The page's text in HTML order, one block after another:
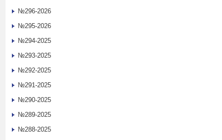
№296-2026
№295-2026
№294-2025
№293-2025
№292-2025
№291-2025
№290-2025
№289-2025
№288-2025